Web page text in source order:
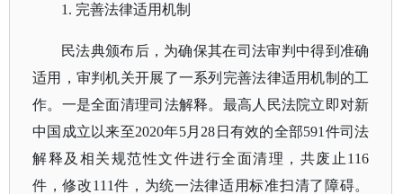
1. 完善法律适用机制
民法典颁布后，为确保其在司法审判中得到准确
适用，审判机关开展了一系列完善法律适用机制的工
作。一是全面清理司法解释。最高人民法院立即对新
中国成立以来至2020年5月28日有效的全部591件司法
解释及相关规范性文件进行全面清理，共废止116
件，修改111件，为统一法律适用标准扫清了障碍。